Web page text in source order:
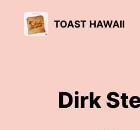
TOAST HAWAII
Dirk